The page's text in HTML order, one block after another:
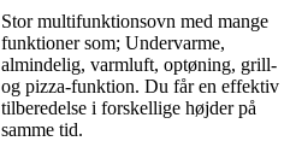
Stor multifunktionsovn med mange
funktioner som; Undervarme,
almindelig, varmluft, optøning, grill-
og pizza-funktion. Du får en effektiv
tilberedelse i forskellige højder på
samme tid.